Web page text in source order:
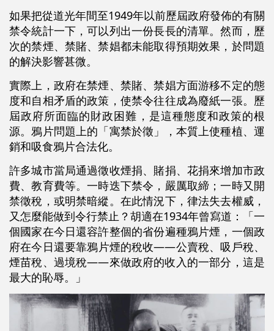
如果把從道光年間至1949年以前歷屆政府發佈的有關
禁令統計一下，可以列出一份長長的清單。然而，歷
次的禁煙、禁賭、禁娼都未能取得預期效果，於問題
的解決影響甚微。
實際上，政府在禁煙、禁賭、禁娼方面游移不定的態
度和自相矛盾的政策，使禁令往往成為廢紙一張。歷
屆政府所面臨的財政困難，是這種態度和政策的根
源。鴉片問題上的「寓禁於徵」，本質上使種植、運
銷和吸食鴉片合法化。
許多城市當局通過徵收煙捐、賭捐、花捐來增加市政
費、教育費等。一時迭下禁令，嚴厲取締；一時又開
禁徵稅，或明禁暗縱。在此情況下，律法失去權威，
又怎麼能做到令行禁止？胡適在1934年曾寫道：「一
個國家在今日還容許整個的省份遍種鴉片煙，一個政
府在今日還要靠鴉片煙的稅收——公賣稅、吸戶稅、
煙苗稅、過境稅——來做政府的收入的一部分，這是
最大的恥辱。」